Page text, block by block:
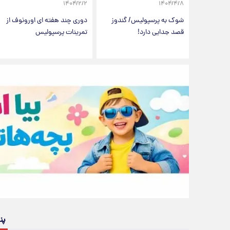
۱۴۰۴/۴/۸
شوک به پرسپولیس/ گندوز
قصد جدایی دارد!
۱۴۰۴/۲/۲
دوری چند هفته ای اورونوف از
تمرینات پرسپولیس